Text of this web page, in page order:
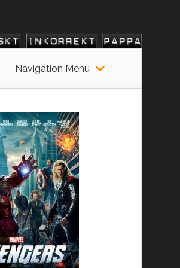
Navigation Menu